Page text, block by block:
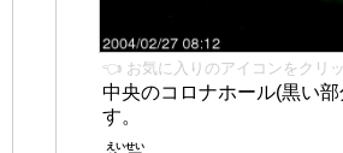
👈 お気に入りのアイコンをクリッ
中央のコロナホール(黒い
す。
えいせい